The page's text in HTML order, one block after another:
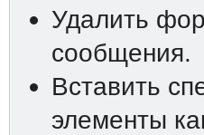
Удалить
сообщения.
Вставить
элементы